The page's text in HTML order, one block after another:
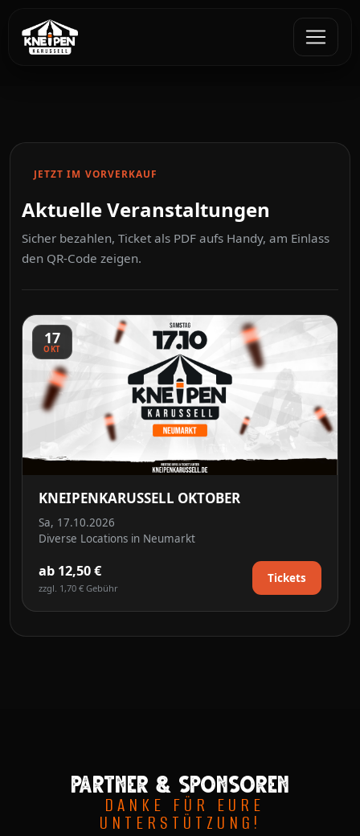
JETZT IM VORVERKAUF
Aktuelle Veranstaltungen
Sicher bezahlen, Ticket als PDF aufs Handy, am Einlass
den QR-Code zeigen.
17
OKT
KNEIPENKARUSSELL OKTOBER
Sa, 17.10.2026
Diverse Locations in Neumarkt
ab 12,50 €
zzgl. 1,70 € Gebühr
Tickets
Partner & sponsoren
DANKE FÜR EURE
UNTERSTÜTZUNG!